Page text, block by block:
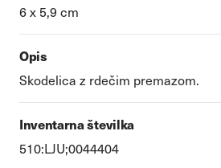
6 x 5,9 cm
Opis
Skodelica z rdečim premazom.
Inventarna številka
510:LJU;0044404